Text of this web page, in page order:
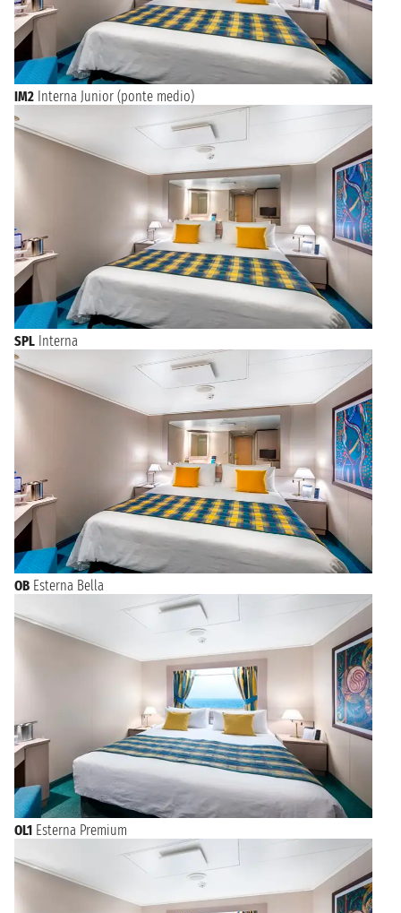
IM2 Interna Junior (ponte medio)
SPL Interna
OB Esterna Bella
OL1 Esterna Premium